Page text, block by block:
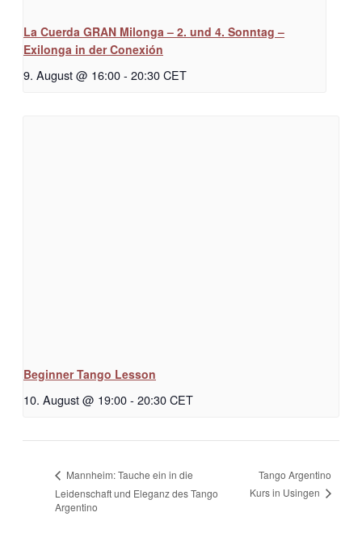
La Cuerda GRAN Milonga – 2. und 4. Sonntag –
Exilonga in der Conexión
9. August @ 16:00- 20:30CET
Beginner Tango Lesson
10. August @ 19:00- 20:30CET
Mannheim: Tauche ein in die
Leidenschaft und Eleganz des Tango
Argentino
Tango Argentino
Kurs in Usingen